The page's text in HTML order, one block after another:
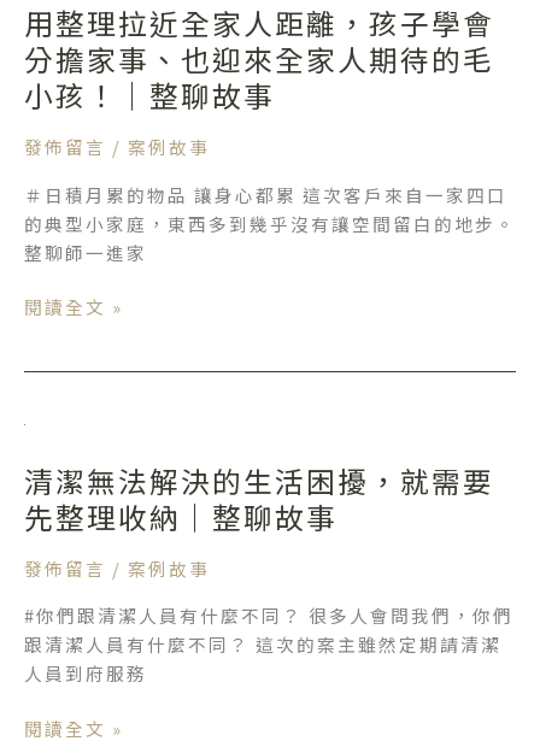
樣
子
｜
聊
事
用整理拉近全家人距離，孩子學會
分擔家事、也迎來全家人期待的毛
小孩！｜整聊故事
發佈留言 / 案例故事
＃日積月累的物品 讓身心都累 這次客戶來自一家四口
的典型小家庭，東西多到幾乎沒有讓空間留白的地步。
整聊師一進家
理
拉
近
全
家
距
離，
孩
學
分
家
也
迎
來
全
人
期
待
閱讀全文 »
清潔無法解決的生活困擾，就需要
先整理收納｜整聊故事
發佈留言 / 案例故事
#你們跟清潔人員有什麼不同？ 很多人會問我們，你們
跟清潔人員有什麼不同？ 這次的案主雖然定期請清潔
人員到府服務
清
無
法
解
決
生
活
困
閱讀全文 »